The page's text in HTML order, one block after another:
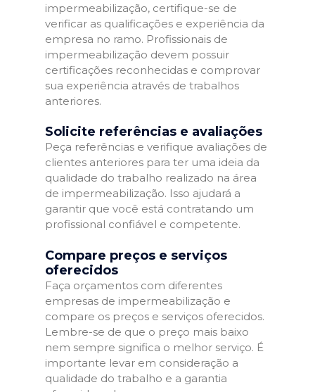
impermeabilização, certifique-se de
verificar as qualificações e experiência da
empresa no ramo. Profissionais de
impermeabilização devem possuir
certificações reconhecidas e comprovar
sua experiência através de trabalhos
anteriores.
Solicite referências e avaliações
Peça referências e verifique avaliações de
clientes anteriores para ter uma ideia da
qualidade do trabalho realizado na área
de impermeabilização. Isso ajudará a
garantir que você está contratando um
profissional confiável e competente.
Compare preços e serviços
oferecidos
Faça orçamentos com diferentes
empresas de impermeabilização e
compare os preços e serviços oferecidos.
Lembre-se de que o preço mais baixo
nem sempre significa o melhor serviço. É
importante levar em consideração a
qualidade do trabalho e a garantia